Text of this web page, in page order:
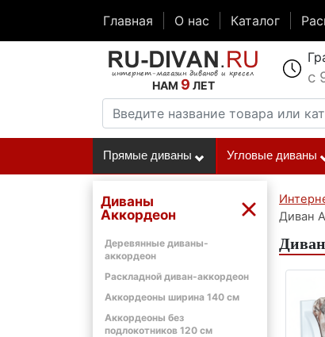
Главная О нас Каталог
НАМ 9 ЛЕТ с
Прямые диваны Угловые диваны
Диваны
Аккордеон
Деревянные диваны-
аккордеон
Раскладной диван-аккордеон
Аккордеоны ширина 140 см
Аккордеоны без
подлокотников 120 см
Диван